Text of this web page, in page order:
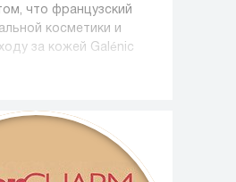
что французский
косметики и
за кожей Galénic
упаковку для